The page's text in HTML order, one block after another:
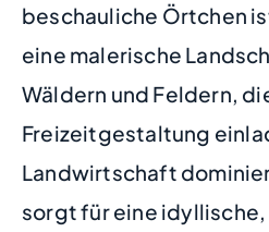
beschauliche Örtchen
eine malerische
Wäldern und Feldern,
Freizeitgestaltung
Landwirtschaft
sorgt für eine